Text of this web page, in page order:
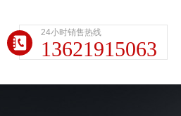
24小时销售热线
13621915063